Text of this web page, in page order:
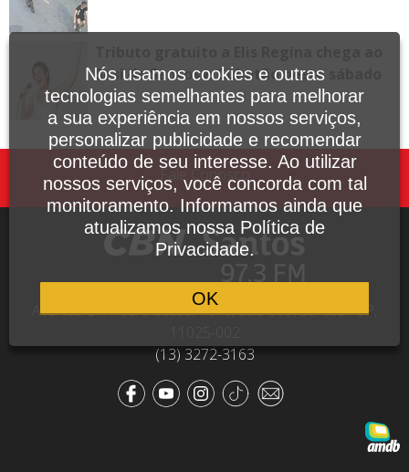
Sesi de Santos e Cubatão neste sábado
Fale Conosco
Avenida Dr. Pedro Lessa, 1640, sala 809, Santos - SP,
(13) 3272-3163
Nós usamos cookies e outras
tecnologias semelhantes para melhorar
a sua experiência em nossos serviços,
personalizar publicidade e recomendar
conteúdo de seu interesse. Ao utilizar
nossos serviços, você concorda com tal
monitoramento. Informamos ainda que
atualizamos nossa Política de
Privacidade.
OK